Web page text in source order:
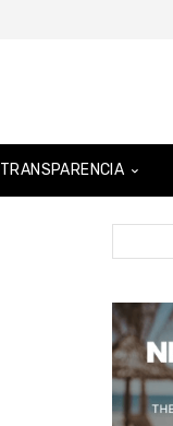
TRANSPARENCIA